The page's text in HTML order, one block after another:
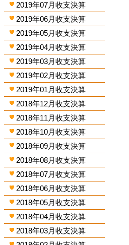
2019年07月收支決算
2019年06月收支決算
2019年05月收支決算
2019年04月收支決算
2019年03月收支決算
2019年02月收支決算
2019年01月收支決算
2018年12月收支決算
2018年11月收支決算
2018年10月收支決算
2018年09月收支決算
2018年08月收支決算
2018年07月收支決算
2018年06月收支決算
2018年05月收支決算
2018年04月收支決算
2018年03月收支決算